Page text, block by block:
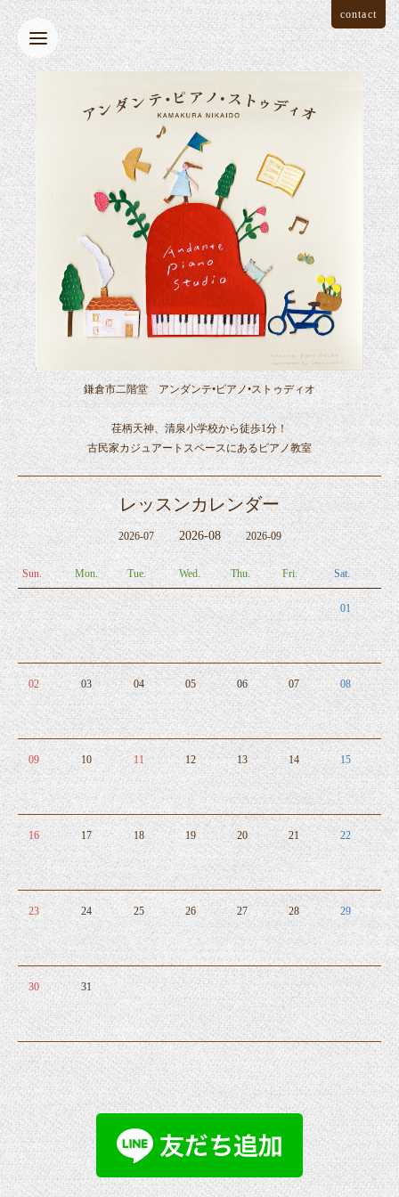
鎌倉市二階堂 アンダンテ•ピアノ•ストゥディオ
荏柄天神、清泉小学校から徒歩1分！
古民家カジュアートスペースにあるピアノ教室
contact
レッスンカレンダー
2026-07 2026-08 2026-09
Sun. Mon. Tue. Wed. Thu. Fri. Sat.
01
02 03 04 05 06 07 08
09 10 11 12 13 14 15
16 17 18 19 20 21 22
23 24 25 26 27 28 29
30 31